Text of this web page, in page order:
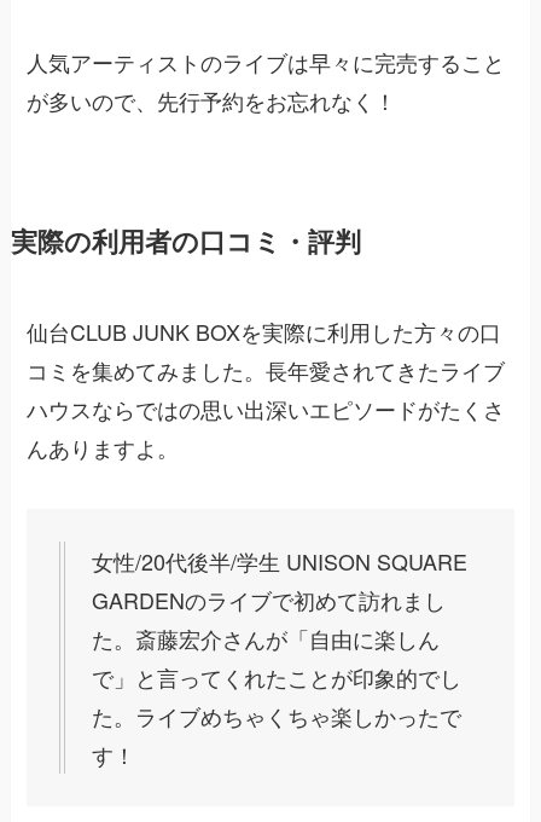
人気アーティストのライブは早々に完売すること
が多いので、先行予約をお忘れなく！
実際の利用者の口コミ・評判
仙台CLUB JUNK BOXを実際に利用した方々の口
コミを集めてみました。長年愛されてきたライブ
ハウスならではの思い出深いエピソードがたくさ
んありますよ。
女性/20代後半/学生 UNISON SQUARE
GARDENのライブで初めて訪れまし
た。斎藤宏介さんが「自由に楽しん
で」と言ってくれたことが印象的でし
た。ライブめちゃくちゃ楽しかったで
す！